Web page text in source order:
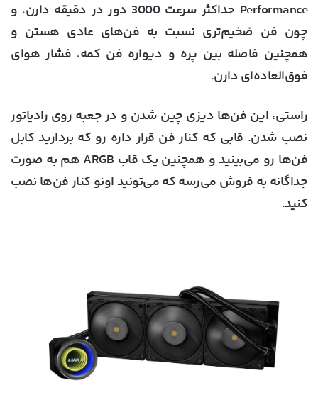
Performance حداکثر سرعت 3000 دور در دقیقه دارن، و
چون فن ضخیم‌تری نسبت به فن‌های عادی هستن و
همچنین فاصله بین پره و دیواره فن کمه، فشار هوای
فوق‌العاده‌ای دارن.
راستی، این فن‌ها دیزی چین شدن و در جعبه روی رادیاتور
نصب شدن. قابی که کنار فن قرار داره رو که بردارید کابل
فن‌ها رو می‌بینید و همچنین یک قاب ARGB هم به صورت
جداگانه به فروش می‌رسه که می‌تونید اونو کنار فن‌ها نصب
کنید.